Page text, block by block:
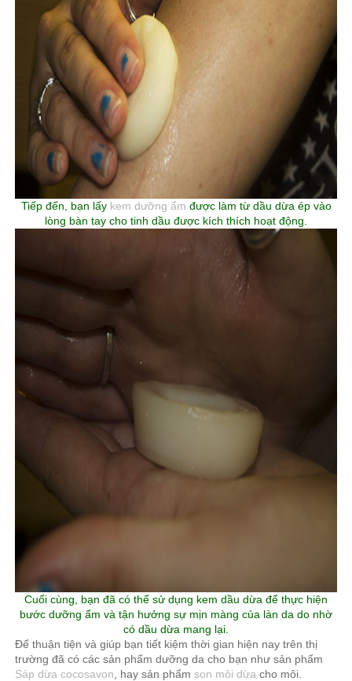
Tiếp đến, bạn lấy kem dưỡng ẩm được làm từ dầu dừa ép vào
lòng bàn tay cho tinh dầu được kích thích hoạt động.
Cuối cùng, bạn đã có thể sử dụng kem dầu dừa để thực hiện
bước dưỡng ẩm và tận hưởng sự mịn màng của làn da do nhờ
có dầu dừa mang lại.
Để thuận tiện và giúp bạn tiết kiệm thời gian hiện nay trên thị
trường đã có các sản phẩm dưỡng da cho bạn như sản phẩm
Sáp dừa cocosavon , hay sản phẩmson môi dừa cho môi.